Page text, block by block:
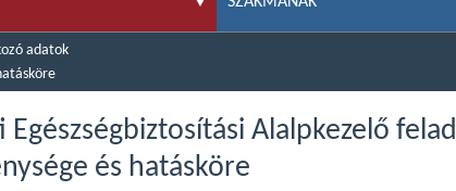
adatok
Egészségbiztosítási Alalpkezelő
és hatásköre